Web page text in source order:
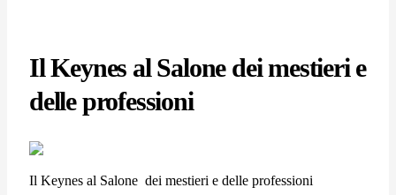
Il Keynes al Salone dei mestieri e
delle professioni
Il Keynes al Salone dei mestieri e delle professioni